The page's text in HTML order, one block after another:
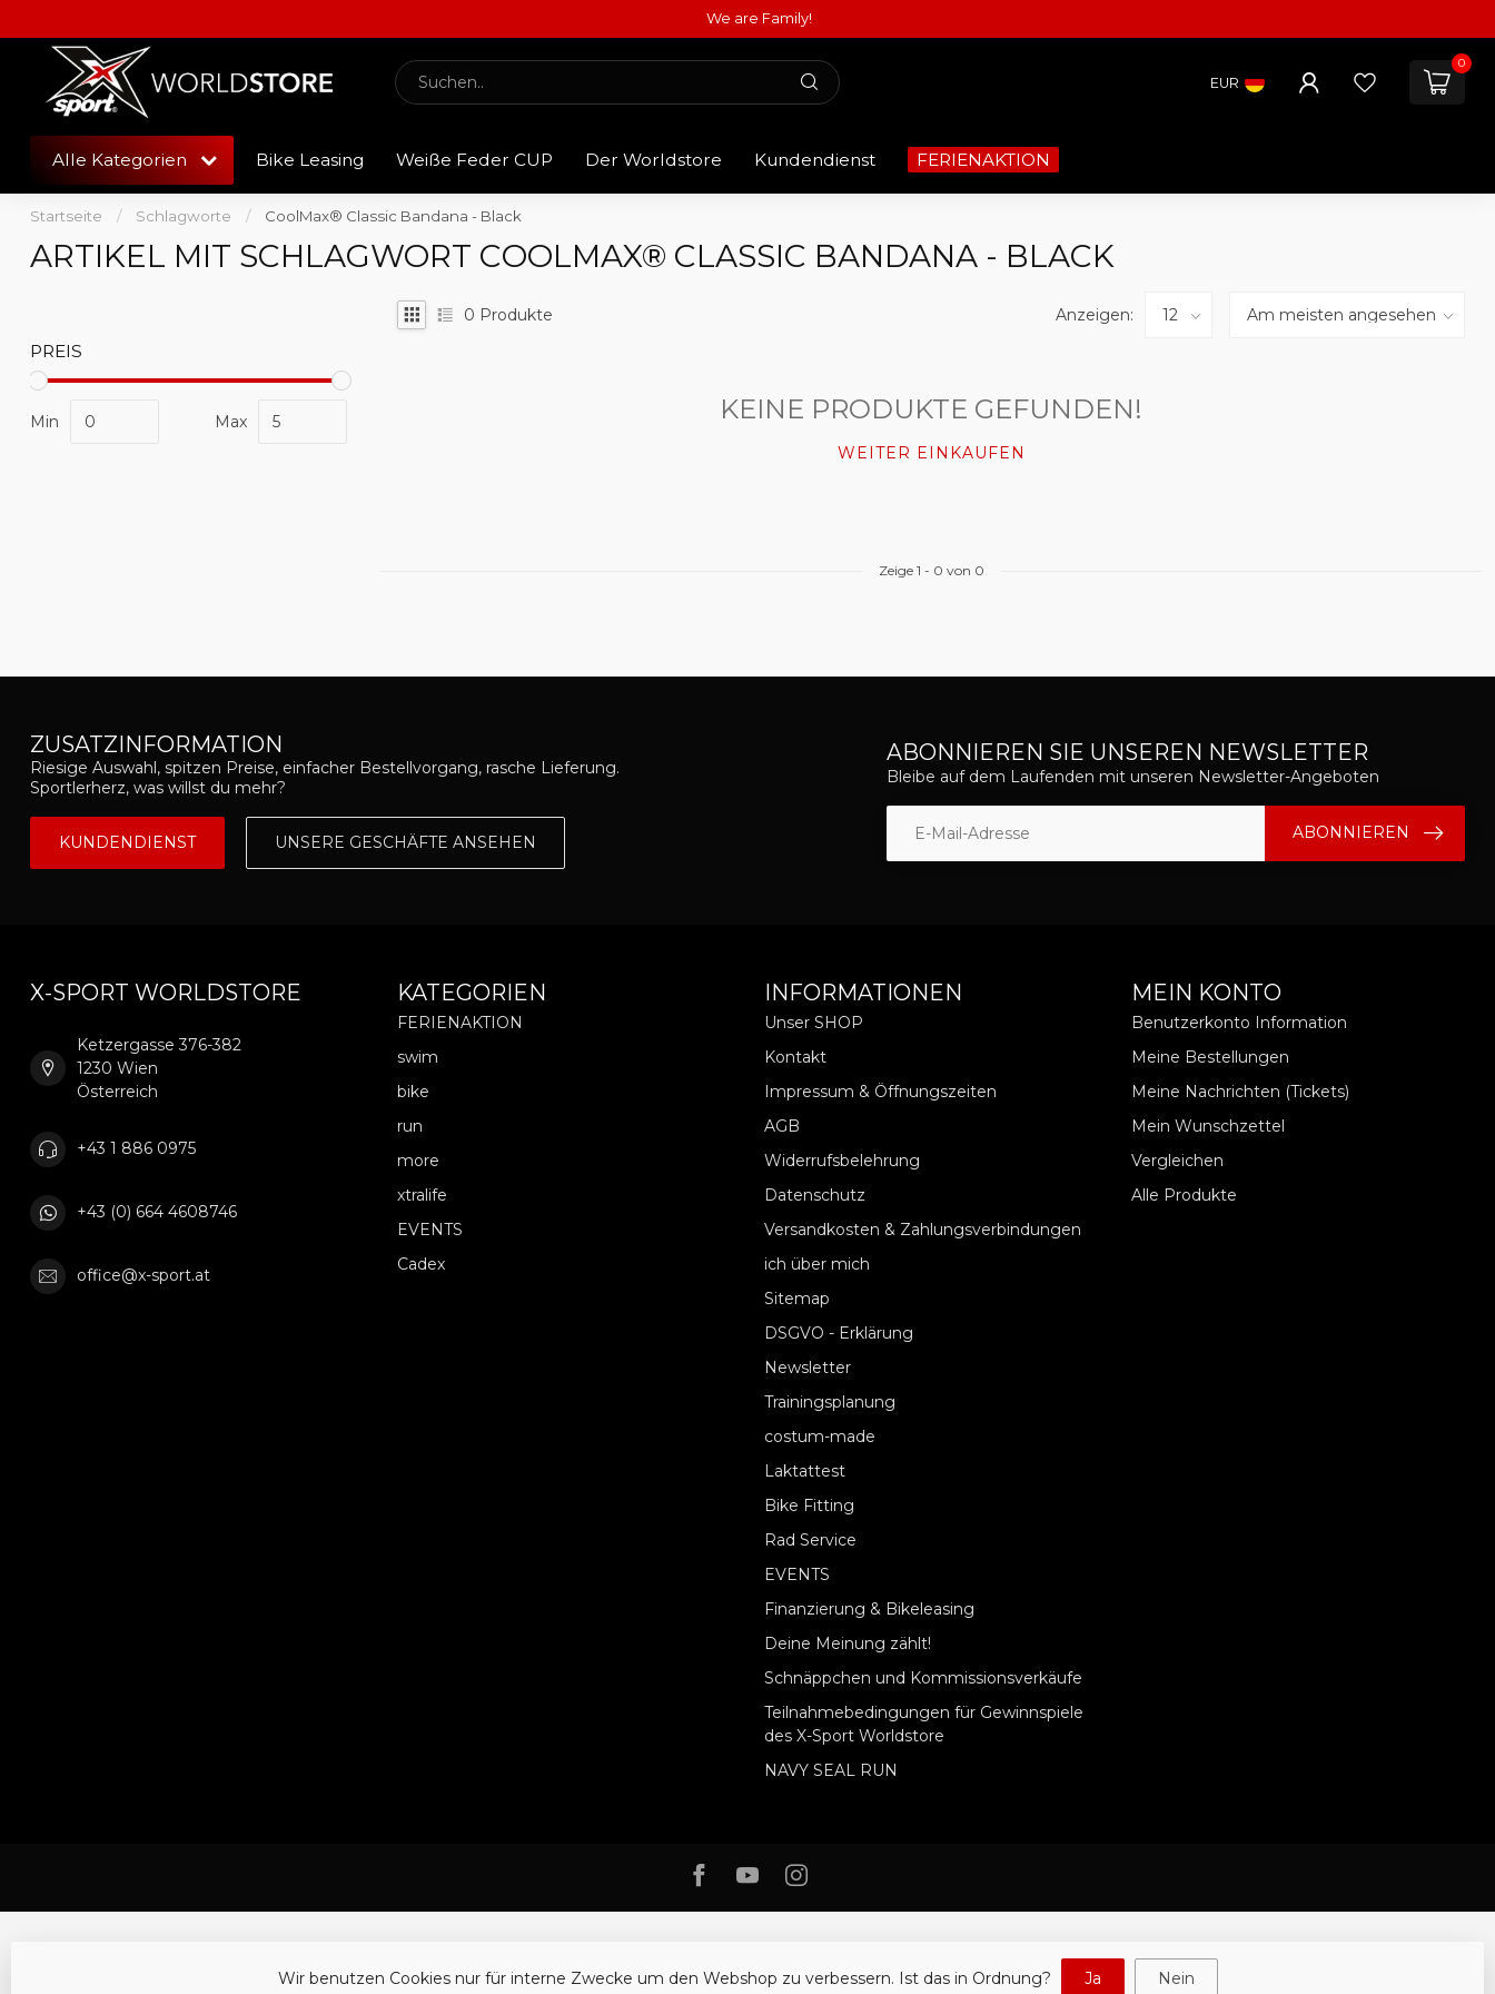
We are Family!
EUR
0
Alle Kategorien Bike Leasing Weiße Feder CUP Der Worldstore Kundendienst FERIENAKTION
Startseite / Schlagworte / CoolMax® Classic Bandana - Black
ARTIKEL MIT SCHLAGWORT COOLMAX® CLASSIC BANDANA - BLACK
PREIS
Min Max
0 Produkte Anzeigen:
KEINE PRODUKTE GEFUNDEN!
WEITER EINKAUFEN
Zeige 1 - 0 von 0
ZUSATZINFORMATION
Riesige Auswahl, spitzen Preise, einfacher Bestellvorgang, rasche Lieferung.
Sportlerherz, was willst du mehr?
KUNDENDIENST UNSERE GESCHÄFTE ANSEHEN
ABONNIEREN SIE UNSEREN NEWSLETTER
Bleibe auf dem Laufenden mit unseren Newsletter-Angeboten
ABONNIEREN
X-SPORT WORLDSTORE
Ketzergasse 376-382
1230 Wien
Österreich
+43 1 886 0975
+43 (0) 664 4608746
office@x-sport.at
KATEGORIEN
FERIENAKTION
swim
bike
run
more
xtralife
EVENTS
Cadex
INFORMATIONEN
Unser SHOP
Kontakt
Impressum & Öffnungszeiten
AGB
Widerrufsbelehrung
Datenschutz
Versandkosten & Zahlungsverbindungen
ich über mich
Sitemap
DSGVO - Erklärung
Newsletter
Trainingsplanung
costum-made
Laktattest
Bike Fitting
Rad Service
EVENTS
Finanzierung & Bikeleasing
Deine Meinung zählt!
Schnäppchen und Kommissionsverkäufe
Teilnahmebedingungen für Gewinnspiele
des X-Sport Worldstore
NAVY SEAL RUN
MEIN KONTO
Benutzerkonto Information
Meine Bestellungen
Meine Nachrichten (Tickets)
Mein Wunschzettel
Vergleichen
Alle Produkte
Wir benutzen Cookies nur für interne Zwecke um den Webshop zu verbessern. Ist das in Ordnung? Ja Nein